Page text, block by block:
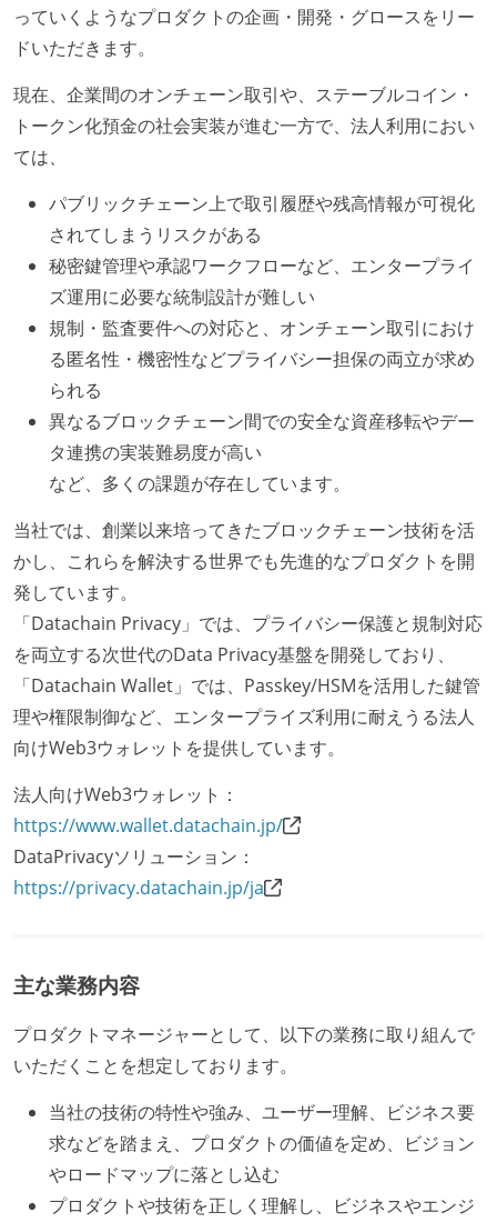
っていくようなプロダクトの企画・開発・グロースをリー
ドいただきます。
現在、企業間のオンチェーン取引や、ステーブルコイン・
トークン化預金の社会実装が進む一方で、法人利用におい
ては、
パブリックチェーン上で取引履歴や残高情報が可視化
されてしまうリスクがある
秘密鍵管理や承認ワークフローなど、エンタープライ
ズ運用に必要な統制設計が難しい
規制・監査要件への対応と、オンチェーン取引におけ
る匿名性・機密性などプライバシー担保の両立が求め
られる
異なるブロックチェーン間での安全な資産移転やデー
タ連携の実装難易度が高い
など、多くの課題が存在しています。
当社では、創業以来培ってきたブロックチェーン技術を活
かし、これらを解決する世界でも先進的なプロダクトを開
発しています。
「Datachain Privacy」では、プライバシー保護と規制対応
を両立する次世代のData Privacy基盤を開発しており、
「Datachain Wallet」では、Passkey/HSMを活用した鍵管
理や権限制御など、エンタープライズ利用に耐えうる法人
向けWeb3ウォレットを提供しています。
法人向けWeb3ウォレット：
https://www.wallet.datachain.jp/
DataPrivacyソリューション：
https://privacy.datachain.jp/ja
主な業務内容
プロダクトマネージャーとして、以下の業務に取り組んで
いただくことを想定しております。
当社の技術の特性や強み、ユーザー理解、ビジネス要
求などを踏まえ、プロダクトの価値を定め、ビジョン
やロードマップに落とし込む
プロダクトや技術を正しく理解し、ビジネスやエンジ